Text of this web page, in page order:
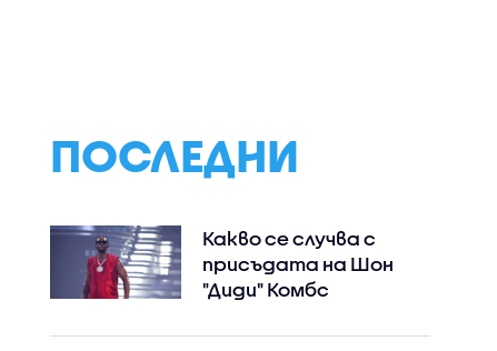
ПОСЛЕДНИ
Какво се случва с
присъдата на Шон
"Диди" Комбс